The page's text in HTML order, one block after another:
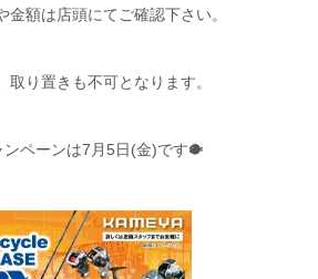
金額は店頭にてご確認下さい。
取り置きも不可となります。
ペーンは7月5日(金)です🐡